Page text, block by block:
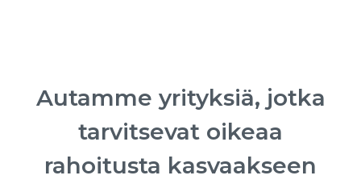
Autamme yrityksiä, jotka
tarvitsevat oikeaa
rahoitusta kasvaakseen